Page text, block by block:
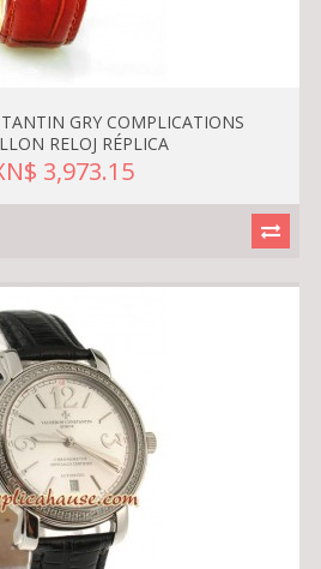
GRY COMPLICATIONS
RELOJ RÉPLICA
3,973.15